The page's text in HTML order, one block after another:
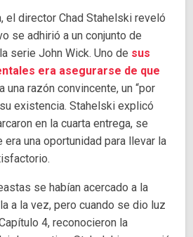
el director Chad Stahelski reveló
se adhirió a un conjunto de
serie John Wick. Uno de sus
era asegurarse de que
una razón convincente, un “por
existencia. Stahelski explicó
en la cuarta entrega, se
era una oportunidad para llevar la
se habían acercado a la
a la vez, pero cuando se dio luz
4, reconocieron la